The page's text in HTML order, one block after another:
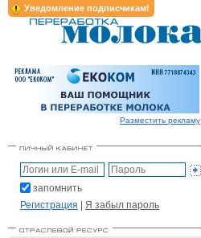
Уведомление подписчикам!
Разместить рекламу
запомнить
Регистрация | Я забыл пароль